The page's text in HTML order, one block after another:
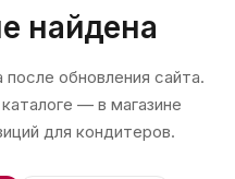
найдена
обновления сайта.
— в магазине
для кондитеров.